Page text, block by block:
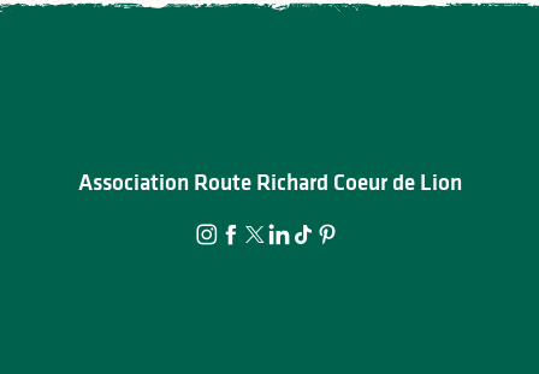
Association Route Richard Coeur de Lion